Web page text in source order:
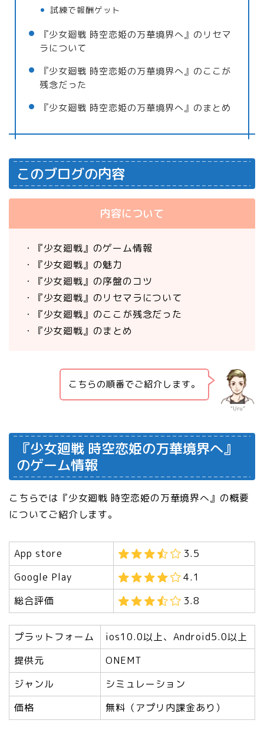
試練で報酬ゲット
『少女廻戦 時空恋姫の万華境界へ』のリセマ
ラについて
『少女廻戦 時空恋姫の万華境界へ』のここが
残念だった
『少女廻戦 時空恋姫の万華境界へ』のまとめ
このブログの内容
内容について
・『少女廻戦』のゲーム情報
・『少女廻戦』の魅力
・『少女廻戦』の序盤のコツ
・『少女廻戦』のリセマラについて
・『少女廻戦』のここが残念だった
・『少女廻戦』のまとめ
“Uru”
こちらの順番でご紹介します。
『少女廻戦 時空恋姫の万華境界へ』
のゲーム情報
こちらでは『少女廻戦 時空恋姫の万華境界へ』の概要
についてご紹介します。
App store
3.5
Google Play
4.1
総合評価
3.8
プラットフォーム
ios10.0以上、Android5.0以上
提供元
ONEMT
ジャンル
シミュレーション
価格
無料（アプリ内課金あり）